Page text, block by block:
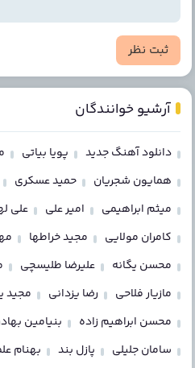
ثبت نظر
آرشیو خوانندگان
دانلود آهنگ جدید پویا بیاتی
همایون شجریان
حمید عسکری
میثم ابراهیمی
امیر علی علی
کامران مولایی
مجید خراطها
محسن یگانه
علیرضا طلیسچی
مازیار فلاحی
رضا یزدانی مجید
محسن ابراهیم زاده
بنیامین
سامان جلیلی
پازل بند بهنام